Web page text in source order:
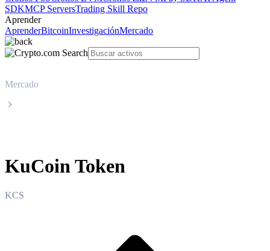
SDKMCP ServersTrading Skill Repo
Aprender
AprenderBitcoinInvestigaciónMercado
Mercado
KuCoin Token
KCS